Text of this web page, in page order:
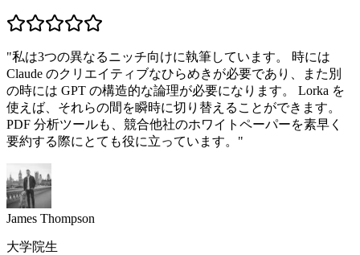
"私は3つの異なるニッチ向けに執筆しています。 時には
Claude のクリエイティブなひらめきが必要であり、また別
の時には GPT の構造的な論理が必要になります。 Lorka を
使えば、それらの間を瞬時に切り替えることができます。
PDF 分析ツールも、競合他社のホワイトペーパーを素早く
要約する際にとても役に立っています。 "
James Thompson
大学院生